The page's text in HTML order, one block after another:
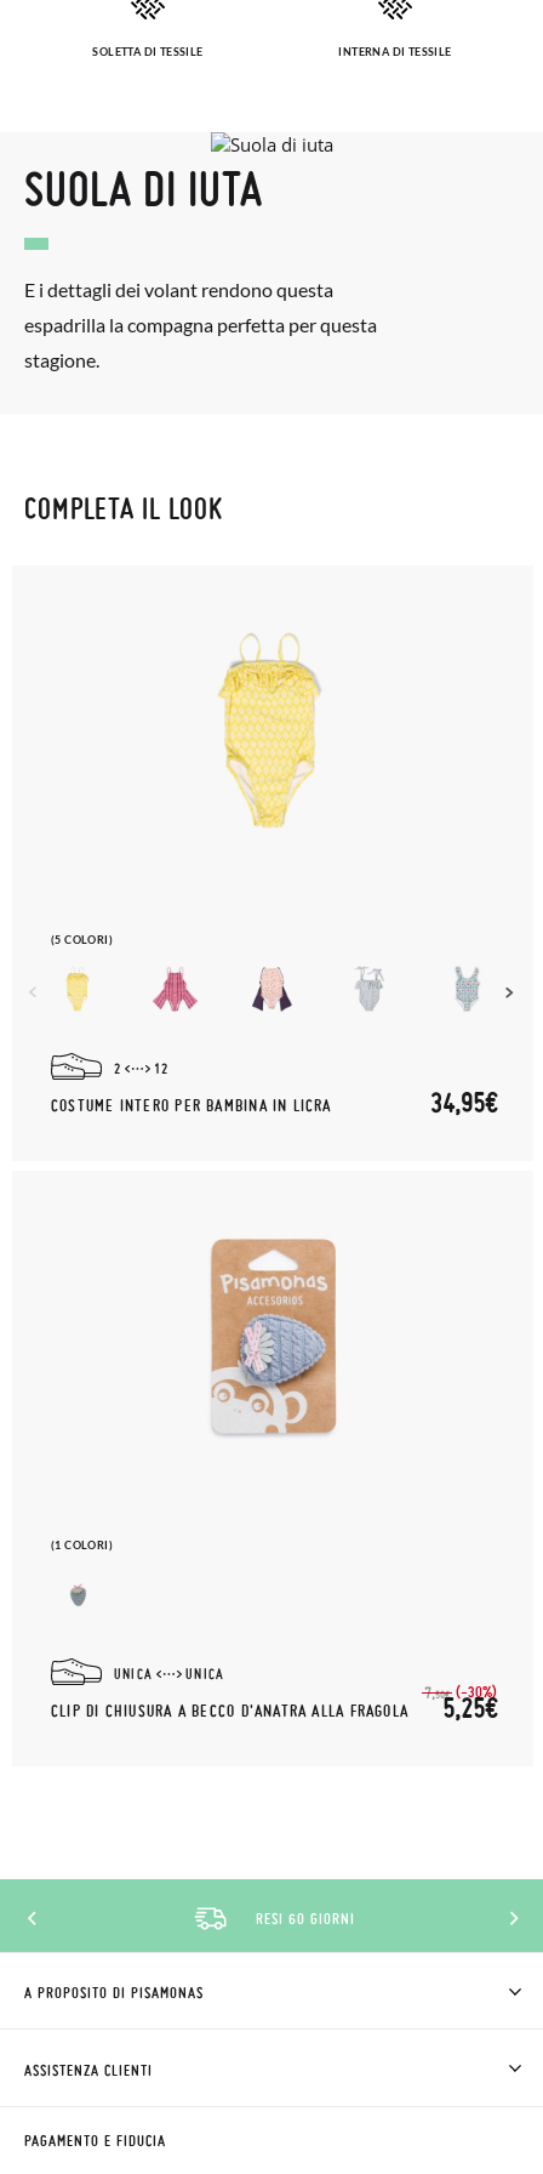
SOLETTA DI TESSILE INTERNA DI TESSILE
SUOLA DI IUTA
E i dettagli dei volant rendono questa
espadrilla la compagna perfetta per questa
stagione.
COMPLETA IL LOOK
(5 COLORI)
2 12
COSTUME INTERO PER BAMBINA IN LICRA 34,95€
(1 COLORI)
UNICA UNICA
CLIP DI CHIUSURA A BECCO D'ANATRA ALLA FRAGOLA
7,50€ (-30%)
5,25€
RESI 60 GIORNI
A PROPOSITO DI PISAMONAS
CLUB PISAMONAS
ASSISTENZA CLIENTI
RICHIEDERE RESO
PAGAMENTO E FIDUCIA